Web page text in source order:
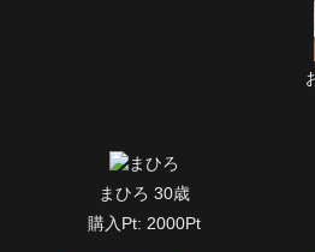
まひろ 30歳
購入Pt: 2000Pt